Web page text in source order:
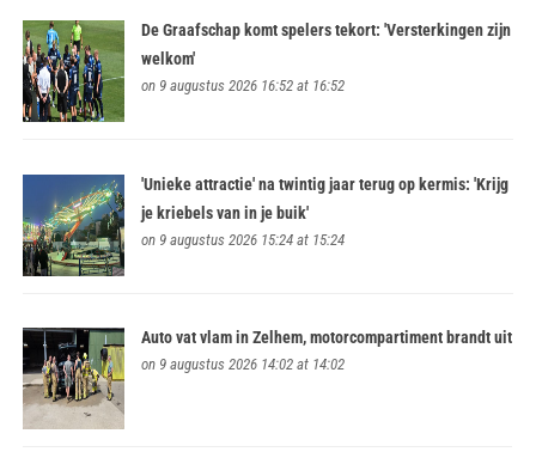
De Graafschap komt spelers tekort: 'Versterkingen zijn
welkom'
on 9 augustus 2026 16:52 at 16:52
'Unieke attractie' na twintig jaar terug op kermis: 'Krijg
je kriebels van in je buik'
on 9 augustus 2026 15:24 at 15:24
Auto vat vlam in Zelhem, motorcompartiment brandt uit
on 9 augustus 2026 14:02 at 14:02